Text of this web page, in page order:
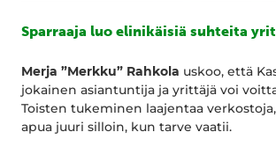
Sparraaja luo elinikäisiä suhteita
Merja ”Merkku” Rahkola uskoo, että
jokainen asiantuntija ja yrittäjä voi
Toisten tukeminen laajentaa
apua juuri silloin, kun tarve vaatii.